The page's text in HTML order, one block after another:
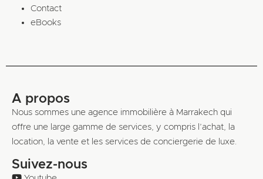
Contact
eBooks
A propos
Nous sommes une agence immobilière à Marrakech qui
offre une large gamme de services, y compris l’achat, la
location, la vente et les services de conciergerie de luxe.
Suivez-nous